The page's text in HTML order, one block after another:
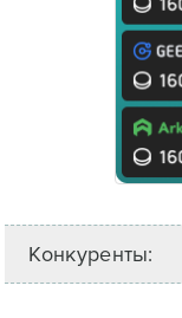
Конкуренты: